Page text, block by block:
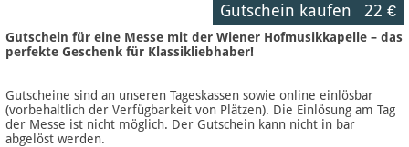
Gutschein kaufen 22 €
Gutschein für eine Messe mit der Wiener Hofmusikkapelle – das
perfekte Geschenk für Klassikliebhaber!
Gutscheine sind an unseren Tageskassen sowie online einlösbar
(vorbehaltlich der Verfügbarkeit von Plätzen). Die Einlösung am Tag
der Messe ist nicht möglich. Der Gutschein kann nicht in bar
abgelöst werden.